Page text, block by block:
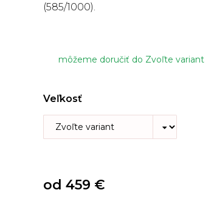
môžeme doručiť do Zvoľte variant
Veľkosť
(585/1000).
od 459 €